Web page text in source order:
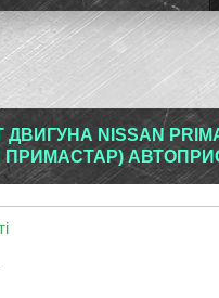
NISSAN
ПРИМАСТАР)